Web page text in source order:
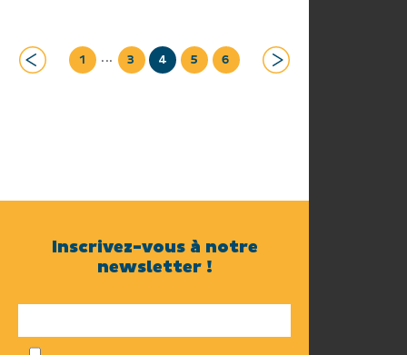
1 ... 3 4 5 6
Inscrivez-vous à notre
newsletter !